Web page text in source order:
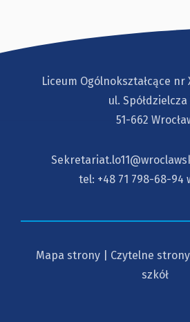
Liceum Ogólnokształcące nr
ul. Spółdzielcza
51-662
tel: +48 71 798-68-94
Mapa strony
Czytelne
szkół